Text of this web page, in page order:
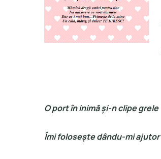
O port în inimă și-n clipe grele
Îmi folosește dându-mi ajutor